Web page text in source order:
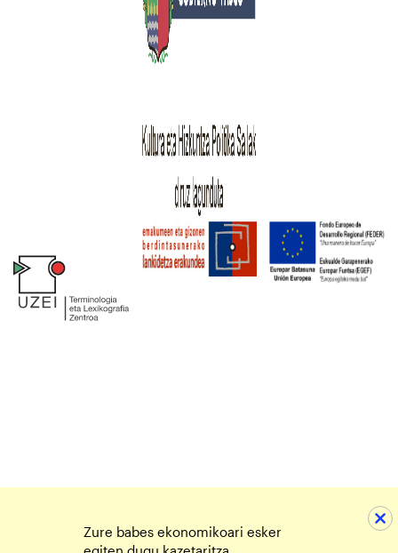
Zure babes ekonomikoari esker